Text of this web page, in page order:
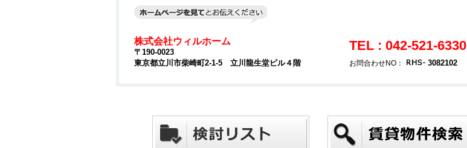
株式会社ウィルホーム
〒190-0023
東京都立川市柴崎町2-1-5 立川龍生堂ビル４階
TEL : 042-521-6330
お問合わせNO： 3082102